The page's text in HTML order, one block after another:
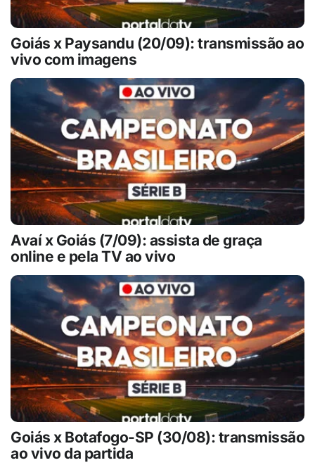
Goiás x Paysandu (20/09): transmissão ao
vivo com imagens
Avaí x Goiás (7/09): assista de graça
online e pela TV ao vivo
Goiás x Botafogo-SP (30/08): transmissão
ao vivo da partida